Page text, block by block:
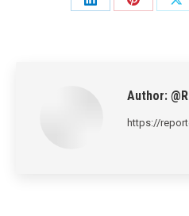
Share
Share
Author:
https://